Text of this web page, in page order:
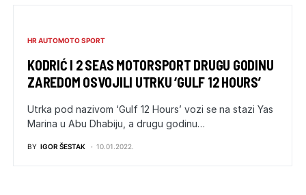
HR AUTOMOTO SPORT
KODRIĆ I 2 SEAS MOTORSPORT DRUGU GODINU
ZAREDOM OSVOJILI UTRKU ‘GULF 12 HOURS’
Utrka pod nazivom ‘Gulf 12 Hours’ vozi se na stazi Yas
Marina u Abu Dhabiju, a drugu godinu…
BY IGOR ŠESTAK 10.01.2022.